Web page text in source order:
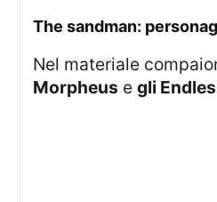
the sandman:
Nel materiale
Morpheus egli